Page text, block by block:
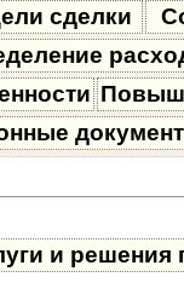
сделки
и решения